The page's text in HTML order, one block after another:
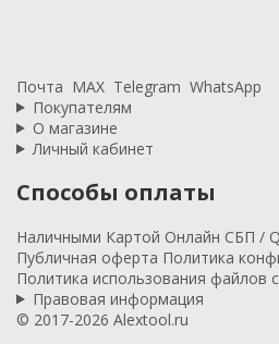
Почта MAX Telegram WhatsApp
Покупателям
О магазине
Личный кабинет
Способы оплаты
Наличными Картой Онлайн СБП /
Публичная оферта Политика
Политика использования файлов
Правовая информация
© 2017-2026 Alextool.ru